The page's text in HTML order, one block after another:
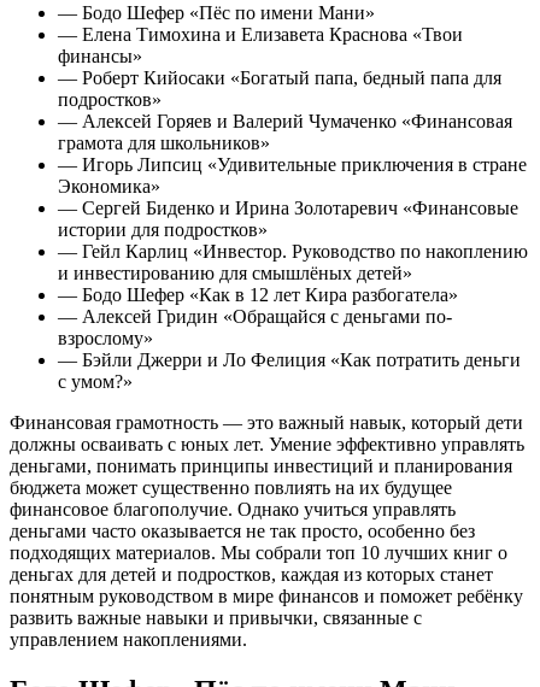
— Бодо Шефер «Пёс по имени Мани»
— Елена Тимохина и Елизавета Краснова «Твои
финансы»
— Роберт Кийосаки «Богатый папа, бедный папа для
подростков»
— Алексей Горяев и Валерий Чумаченко «Финансовая
грамота для школьников»
— Игорь Липсиц «Удивительные приключения в стране
Экономика»
— Сергей Биденко и Ирина Золотаревич «Финансовые
истории для подростков»
— Гейл Карлиц «Инвестор. Руководство по накоплению
и инвестированию для смышлёных детей»
— Бодо Шефер «Как в 12 лет Кира разбогатела»
— Алексей Гридин «Обращайся с деньгами по-
взрослому»
— Бэйли Джерри и Ло Фелиция «Как потратить деньги
с умом?»
Финансовая грамотность — это важный навык, который дети
должны осваивать с юных лет. Умение эффективно управлять
деньгами, понимать принципы инвестиций и планирования
бюджета может существенно повлиять на их будущее
финансовое благополучие. Однако учиться управлять
деньгами часто оказывается не так просто, особенно без
подходящих материалов. Мы собрали топ 10 лучших книг о
деньгах для детей и подростков, каждая из которых станет
понятным руководством в мире финансов и поможет ребёнку
развить важные навыки и привычки, связанные с
управлением накоплениями.